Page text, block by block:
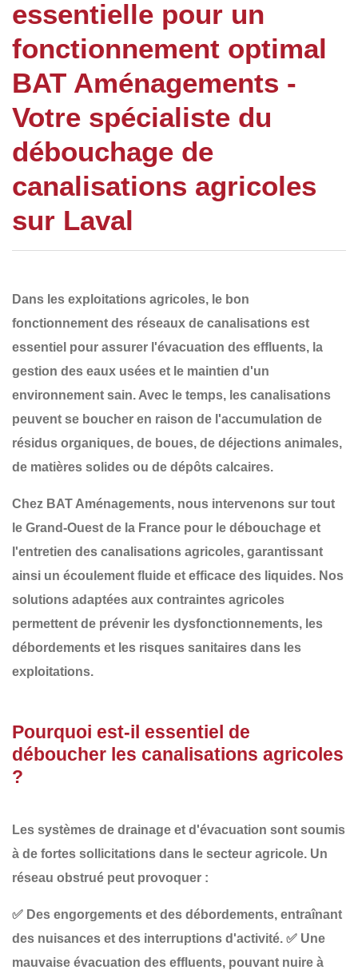
essentielle pour un
fonctionnement optimal
BAT Aménagements -
Votre spécialiste du
débouchage de
canalisations agricoles
sur Laval
Dans les exploitations agricoles, le bon
fonctionnement des réseaux de canalisations est
essentiel pour assurer l'évacuation des effluents, la
gestion des eaux usées et le maintien d'un
environnement sain. Avec le temps, les canalisations
peuvent se boucher en raison de l'accumulation de
résidus organiques, de boues, de déjections animales,
de matières solides ou de dépôts calcaires.
Chez BAT Aménagements, nous intervenons sur tout
le Grand-Ouest de la France pour le débouchage et
l'entretien des canalisations agricoles, garantissant
ainsi un écoulement fluide et efficace des liquides. Nos
solutions adaptées aux contraintes agricoles
permettent de prévenir les dysfonctionnements, les
débordements et les risques sanitaires dans les
exploitations.
Pourquoi est-il essentiel de
déboucher les canalisations agricoles
?
Les systèmes de drainage et d'évacuation sont soumis
à de fortes sollicitations dans le secteur agricole. Un
réseau obstrué peut provoquer :
✅ Des engorgements et des débordements, entraînant
des nuisances et des interruptions d'activité. ✅ Une
mauvaise évacuation des effluents, pouvant nuire à